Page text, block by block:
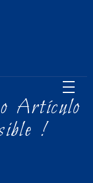
Artículo
!